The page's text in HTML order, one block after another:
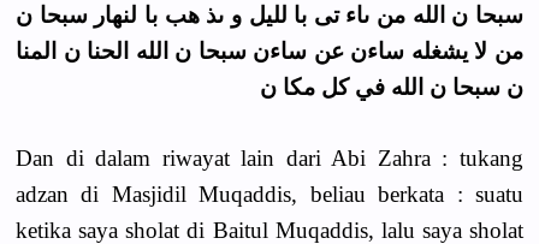
سبحا ن الله من ىاء تى با لليل و ىذ هب با لنهار سبحا ن
من لا يشغله ساءن عن ساءن سبحا ن الله الحنا ن المنا
ن سبحا ن الله في كل مكا ن
Dan di dalam riwayat lain dari Abi Zahra : tukang
adzan di Masjidil Muqaddis, beliau berkata : suatu
ketika saya sholat di Baitul Muqaddis, lalu saya sholat